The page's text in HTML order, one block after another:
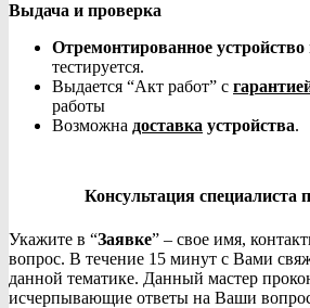
Выдача и проверка
Отремонтированное устройство
тестируется.
Выдается “Акт работ” с
работы
Возможна доставка устройства.
Консультация специалиста
Укажите в “Заявке” – свое имя,
вопрос. В течение 15 минут с Вами
данной тематике. Данный мастер
исчерпывающие ответы на Ваши